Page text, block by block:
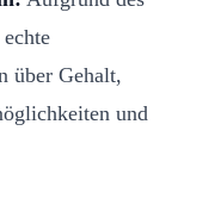
über Gehalt,
und